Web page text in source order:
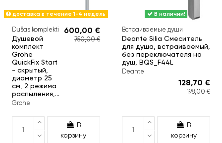
доставка в течение 1-4 недель
Dušas komplekti
Душевой
комплект
Grohe
QuickFix Start
- скрытый,
диаметр 25
см, 2 режима
распыления,...
Grohe
600,00 €
750,00 €
В
корзину
В наличии!
Встраиваемые души
Deante Silia Смеситель
для душа, встраиваемый,
без переключателя на
душ, BQS_F44L
Deante
128,70 €
198,00 €
В
корзину